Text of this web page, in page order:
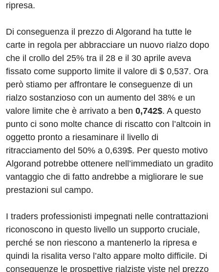
ripresa.
Di conseguenza il prezzo di Algorand ha tutte le
carte in regola per abbracciare un nuovo rialzo dopo
che il crollo del 25% tra il 28 e il 30 aprile aveva
fissato come supporto limite il valore di $ 0,537. Ora
però stiamo per affrontare le conseguenze di un
rialzo sostanzioso con un aumento del 38% e un
valore limite che è arrivato a ben 0,742$. A questo
punto ci sono molte chance di riscatto con l’altcoin in
oggetto pronto a riesaminare il livello di
ritracciamento del 50% a 0,639$. Per questo motivo
Algorand potrebbe ottenere nell’immediato un gradito
vantaggio che di fatto andrebbe a migliorare le sue
prestazioni sul campo.
I traders professionisti impegnati nelle contrattazioni
riconoscono in questo livello un supporto cruciale,
perché se non riescono a mantenerlo la ripresa e
quindi la risalita verso l’alto appare molto difficile. Di
conseguenze le prospettive rialziste viste nel prezzo